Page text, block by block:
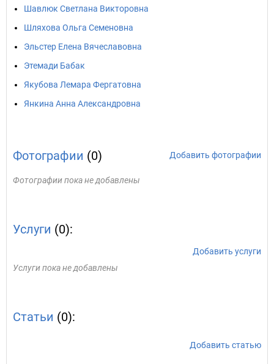
Шавлюк Светлана Викторовна
Шляхова Ольга Семеновна
Эльстер Елена Вячеславовна
Этемади Бабак
Якубова Лемара Фергатовна
Янкина Анна Александровна
Фотографии (0) Добавить фотографии
Фотографии пока не добавлены
Услуги (0):
Добавить услуги
Услуги пока не добавлены
Статьи (0):
Добавить статью